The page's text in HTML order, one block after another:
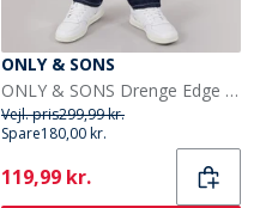
ONLY & SONS
ONLY & SONS Drenge Edge Lige Pasform Jeans Dark Blue Denim
Vejl. pris299,99 kr.
Spare180,00 kr.
Current
119,99 kr.